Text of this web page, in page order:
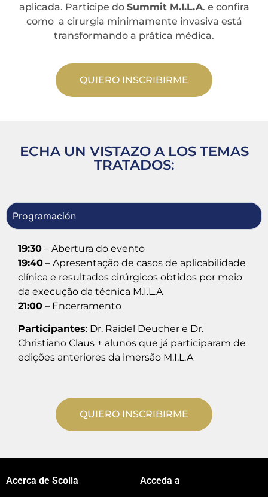
aplicada. Participe do Summit M.I.L.A. e confira
como a cirurgia minimamente invasiva está
transformando a prática médica.
QUIERO INSCRIBIRME
ECHA UN VISTAZO A LOS TEMAS
TRATADOS:
Programación
19:30 – Abertura do evento
19:40 – Apresentação de casos de aplicabilidade
clínica e resultados cirúrgicos obtidos por meio
da execução da técnica M.I.L.A
21:00 – Encerramento
Participantes: Dr. Raidel Deucher e Dr.
Christiano Claus + alunos que já participaram de
edições anteriores da imersão M.I.L.A
QUIERO INSCRIBIRME
Acerca de Scolla Acceda a